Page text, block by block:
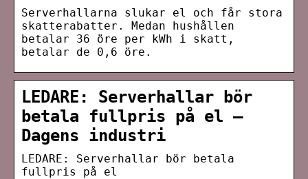
Serverhallarna slukar el och får stora
skatterabatter. Medan hushållen
betalar 36 öre per kWh i skatt,
betalar de 0,6 öre.
LEDARE: Serverhallar bör
betala fullpris på el –
Dagens industri
LEDARE: Serverhallar bör betala
fullpris på el